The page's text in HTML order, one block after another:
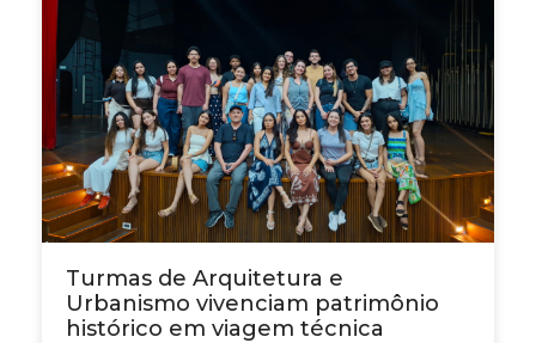
Turmas de Arquitetura e
Urbanismo vivenciam patrimônio
histórico em viagem técnica